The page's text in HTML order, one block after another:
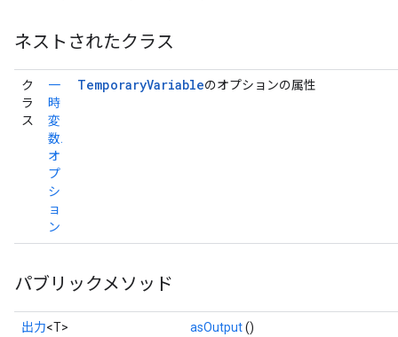
ネストされたクラス
ク
ラ
ス
一
時
変
数.
オ
プ
シ
ョ
ン
TemporaryVariableのオプションの属性
パブリックメソッド
出力<T> asOutput()